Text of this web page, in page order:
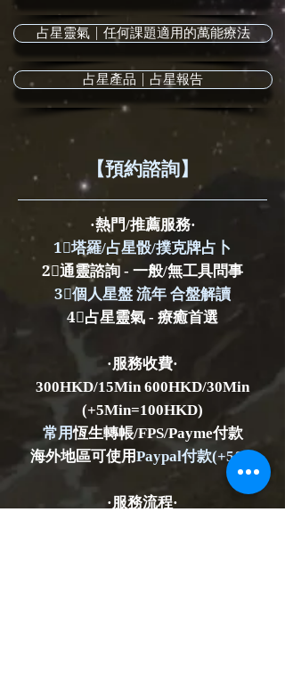
占星靈氣 | 任何課題適用的萬能療法
占星產品 | 占星報告
​【預約諮詢】
·熱門/推薦服務·
1⃣️塔羅/占星骰/撲克牌占卜
2⃣️通靈諮詢 - 一般/無工具問事
3⃣️個人星盤 流年 合盤解讀
4⃣️占星靈氣 - 療癒首選
·服務收費·
300HKD/15Min 600HKD/30Min
(+5Min=100HKD)
常用恆生轉帳/FPS/Payme付款
海外地區可使用Paypal付款(+5%)
·服務流程·